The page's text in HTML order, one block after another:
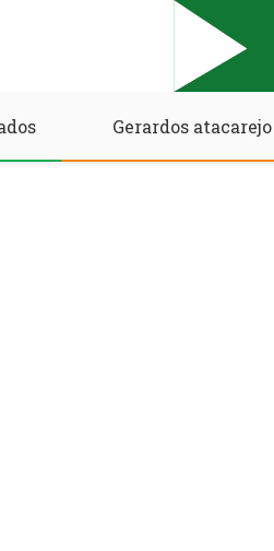
Gerardos atacarejo